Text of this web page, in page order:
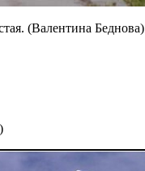
(Валентина Беднова)
)